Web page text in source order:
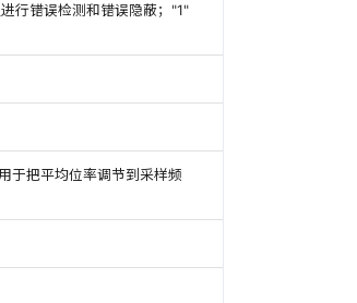
行错误检测和错误隐蔽；"1"
于把平均位率调节到采样频